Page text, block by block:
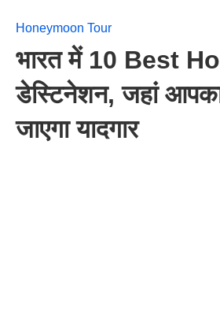
Honeymoon Tour
भारत में 10 Best
डेस्टिनेशन, जहां
जाएगा यादगार